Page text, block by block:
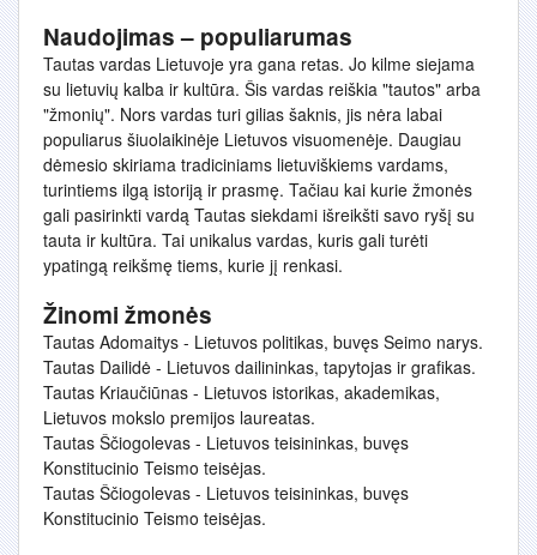
Naudojimas – populiarumas
Tautas vardas Lietuvoje yra gana retas. Jo kilme siejama
su lietuvių kalba ir kultūra. Šis vardas reiškia "tautos" arba
"žmonių". Nors vardas turi gilias šaknis, jis nėra labai
populiarus šiuolaikinėje Lietuvos visuomenėje. Daugiau
dėmesio skiriama tradiciniams lietuviškiems vardams,
turintiems ilgą istoriją ir prasmę. Tačiau kai kurie žmonės
gali pasirinkti vardą Tautas siekdami išreikšti savo ryšį su
tauta ir kultūra. Tai unikalus vardas, kuris gali turėti
ypatingą reikšmę tiems, kurie jį renkasi.
Žinomi žmonės
Tautas Adomaitys - Lietuvos politikas, buvęs Seimo narys.
Tautas Dailidė - Lietuvos dailininkas, tapytojas ir grafikas.
Tautas Kriaučiūnas - Lietuvos istorikas, akademikas,
Lietuvos mokslo premijos laureatas.
Tautas Ščiogolevas - Lietuvos teisininkas, buvęs
Konstitucinio Teismo teisėjas.
Tautas Ščiogolevas - Lietuvos teisininkas, buvęs
Konstitucinio Teismo teisėjas.